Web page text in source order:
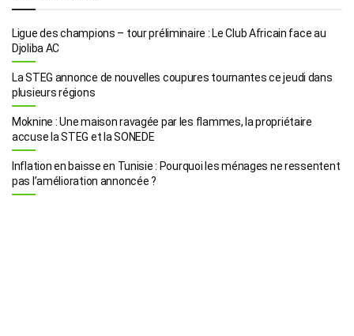
Ligue des champions – tour préliminaire : Le Club Africain face au
Djoliba AC
La STEG annonce de nouvelles coupures tournantes ce jeudi dans
plusieurs régions
Moknine : Une maison ravagée par les flammes, la propriétaire
accuse la STEG et la SONEDE
Inflation en baisse en Tunisie : Pourquoi les ménages ne ressentent
pas l’amélioration annoncée ?